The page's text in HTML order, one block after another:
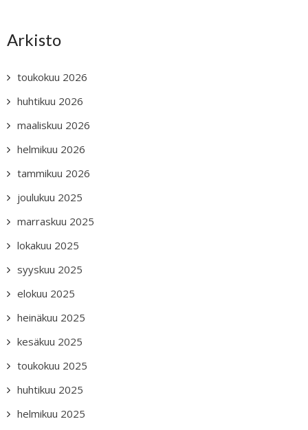
Arkisto
toukokuu 2026
huhtikuu 2026
maaliskuu 2026
helmikuu 2026
tammikuu 2026
joulukuu 2025
marraskuu 2025
lokakuu 2025
syyskuu 2025
elokuu 2025
heinäkuu 2025
kesäkuu 2025
toukokuu 2025
huhtikuu 2025
helmikuu 2025